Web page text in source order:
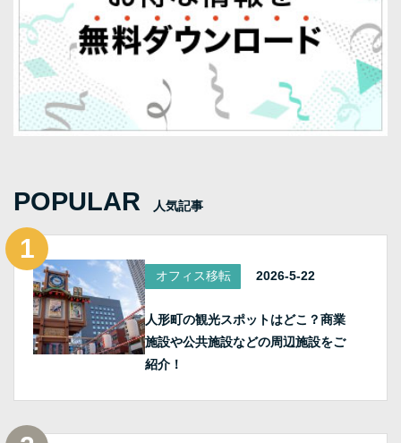
POPULAR 人気記事
オフィス移転 2026-5-22
人形町の観光スポットはどこ？商業
施設や公共施設などの周辺施設をご
紹介！